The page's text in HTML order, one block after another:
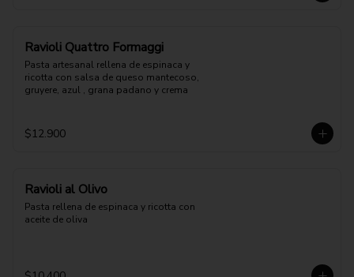
Ravioli Quattro Formaggi
Pasta artesanal rellena de espinaca y
ricotta con salsa de queso mantecoso,
gruyere, azul , grana padano y crema
$12.900
Ravioli al Olivo
Pasta rellena de espinaca y ricotta con
aceite de oliva